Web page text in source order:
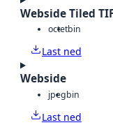
Webside Tiled
octetbin
Last ned
Webside
jpegbin
Last ned